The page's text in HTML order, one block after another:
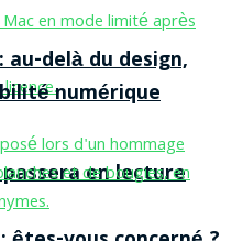
en lecture
delà du design,
numérique